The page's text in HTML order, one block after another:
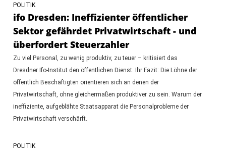
POLITIK
ifo Dresden: Ineffizienter öffentlicher
Sektor gefährdet Privatwirtschaft - und
überfordert Steuerzahler
Zu viel Personal, zu wenig produktiv, zu teuer – kritisiert das
Dresdner Ifo-Institut den öffentlichen Dienst. Ihr Fazit: Die Löhne der
öffentlich Beschäftigten orientieren sich an denen der
Privatwirtschaft, ohne gleichermaßen produktiver zu sein. Warum der
ineffiziente, aufgeblähte Staatsapparat die Personalprobleme der
Privatwirtschaft verschärft.
POLITIK